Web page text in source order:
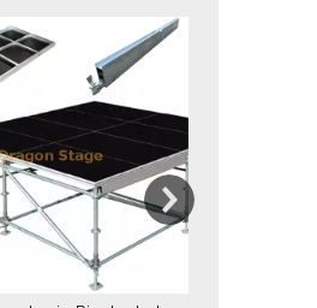
de iluminación estándar
del techo
relevantes de armadura
de escenario
del escenario
de eventos